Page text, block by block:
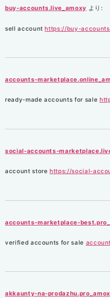
buy-accounts.live_amoxy より:
sell accounthttps://buy-
accounts-
ready-made accounts for sale
social-accounts-
account store https://social-
accounts-marketplace-
verified accounts for sale
akkaunty-na-